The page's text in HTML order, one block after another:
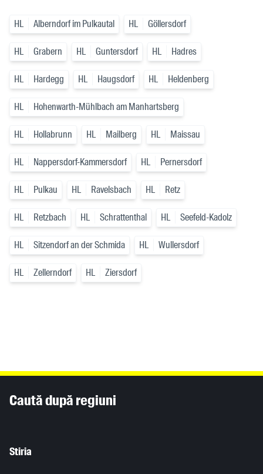
HL Alberndorf im Pulkautal HL Göllersdorf
HL Grabern HL Guntersdorf HL Hadres
HL Hardegg HL Haugsdorf HL Heldenberg
HL Hohenwarth-Mühlbach am Manhartsberg
HL Hollabrunn HL Mailberg HL Maissau
HL Nappersdorf-Kammersdorf HL Pernersdorf
HL Pulkau HL Ravelsbach HL Retz
HL Retzbach HL Schrattenthal HL Seefeld-Kadolz
HL Sitzendorf an der Schmida HL Wullersdorf
HL Zellerndorf HL Ziersdorf
Caută după regiuni
Stiria